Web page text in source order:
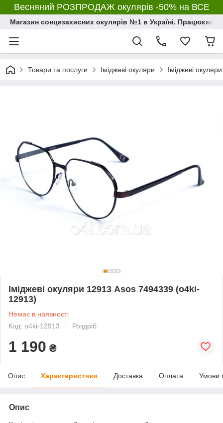
Весняний РОЗПРОДАЖ окулярів -50% на ВСЕ
Магазин сонцезахисних окулярів №1 в Україні. Працюємо з
Товари та послуги Іміджеві окуляри Іміджеві
Іміджеві окуляри 12913 Аsos 7494339 (o4ki-
12913)
Немає в наявності
Код: o4ki-12913
Роздріб
1 190 ₴
Опис Характеристики Доставка Оплата Умови
Опис